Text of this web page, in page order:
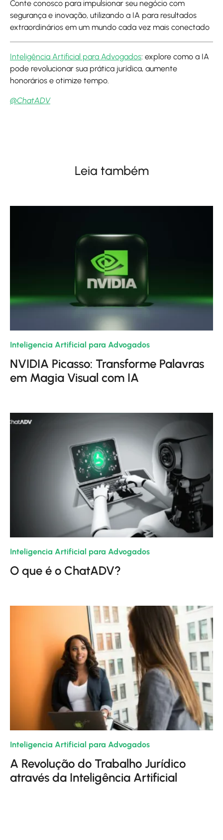
Conte conosco para impulsionar seu negócio com
segurança e inovação, utilizando a IA para resultados
extraordinários em um mundo cada vez mais conectado
Inteligência Artificial para Advogados: explore como a IA
pode revolucionar sua prática jurídica, aumente
honorários e otimize tempo.
@ChatADV
Leia também
Inteligencia Artificial para Advogados
NVIDIA Picasso: Transforme Palavras
em Magia Visual com IA
Inteligencia Artificial para Advogados
O que é o ChatADV?
Inteligencia Artificial para Advogados
A Revolução do Trabalho Jurídico
através da Inteligência Artificial